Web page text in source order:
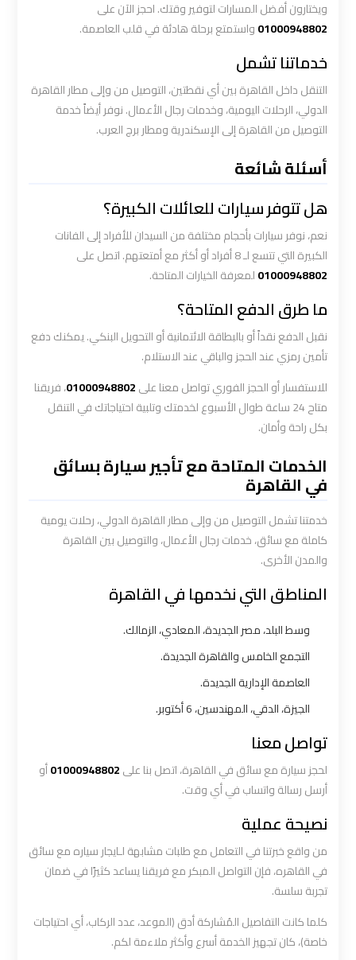
ويختارون أفضل المسارات لتوفير وقتك. احجز الآن على
01000948802واستمتع برحلة هادئة في قلب العاصمة.
خدماتنا تشمل
التنقل داخل القاهرة بين أي نقطتين، التوصيل من وإلى مطار القاهرة
الدولي، الرحلات اليومية، وخدمات رجال الأعمال. نوفر أيضاً خدمة
التوصيل من القاهرة إلى الإسكندرية ومطار برج العرب.
أسئلة شائعة
هل تتوفر سيارات للعائلات الكبيرة؟
نعم، نوفر سيارات بأحجام مختلفة من السيدان للأفراد إلى الفانات
الكبيرة التي تتسع لـ 8 أفراد أو أكثر مع أمتعتهم. اتصل على
01000948802لمعرفة الخيارات المتاحة.
ما طرق الدفع المتاحة؟
نقبل الدفع نقداً أو بالبطاقة الائتمانية أو التحويل البنكي. يمكنك دفع
تأمين رمزي عند الحجز والباقي عند الاستلام.
للاستفسار أو الحجز الفوري تواصل معنا على01000948802، فريقنا
متاح 24 ساعة طوال الأسبوع لخدمتك وتلبية احتياجاتك في التنقل
بكل راحة وأمان.
الخدمات المتاحة مع تأجير سيارة بسائق
في القاهرة
خدمتنا تشمل التوصيل من وإلى مطار القاهرة الدولي، رحلات يومية
كاملة مع سائق، خدمات رجال الأعمال، والتوصيل بين القاهرة
والمدن الأخرى.
المناطق التي نخدمها في القاهرة
وسط البلد، مصر الجديدة، المعادي، الزمالك.
التجمع الخامس والقاهرة الجديدة.
العاصمة الإدارية الجديدة.
الجيزة، الدقي، المهندسين، 6 أكتوبر.
تواصل معنا
لحجز سيارة مع سائق في القاهرة، اتصل بنا على01000948802أو
أرسل رسالة واتساب في أي وقت.
نصيحة عملية
من واقع خبرتنا في التعامل مع طلبات مشابهة لـايجار سياره مع سائق
في القاهره، فإن التواصل المبكر مع فريقنا يساعد كثيرًا في ضمان
تجربة سلسة.
كلما كانت التفاصيل المُشاركة أدق (الموعد، عدد الركاب، أي احتياجات
خاصة)، كان تجهيز الخدمة أسرع وأكثر ملاءمة لكم.
السخنة
ليموزين
القاهرة
المطار
الساخن
ليموزين
توصيل
المطار
ليموزين
اكتوبر
ليموزين
القاهرة
أسعار
القاهرة
اسكندرية
ليموزين
العرب
مرسي
مطروح